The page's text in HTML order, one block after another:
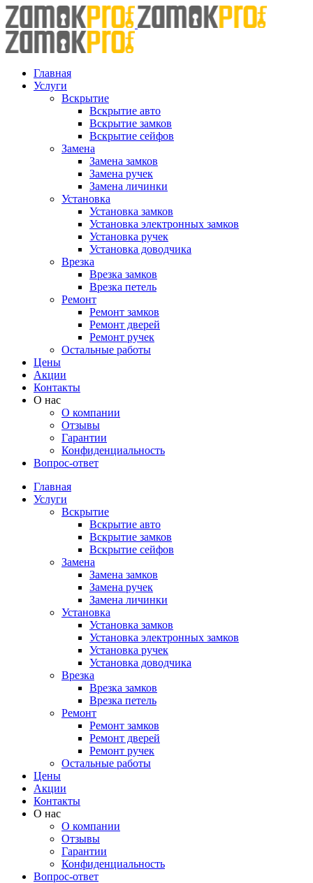
Skip
to
content
Главная
Услуги
Вскрытие
Вскрытие авто
Вскрытие замков
Вскрытие сейфов
Замена
Замена замков
Замена ручек
Замена личинки
Установка
Установка замков
Установка электронных замков
Установка ручек
Установка доводчика
Врезка
Врезка замков
Врезка петель
Ремонт
Ремонт замков
Ремонт дверей
Ремонт ручек
Остальные работы
Цены
Акции
Контакты
О нас
О компании
Отзывы
Гарантии
Конфиденциальность
Вопрос-ответ
Главная
Услуги
Вскрытие
Вскрытие авто
Вскрытие замков
Вскрытие сейфов
Замена
Замена замков
Замена ручек
Замена личинки
Установка
Установка замков
Установка электронных замков
Установка ручек
Установка доводчика
Врезка
Врезка замков
Врезка петель
Ремонт
Ремонт замков
Ремонт дверей
Ремонт ручек
Остальные работы
Цены
Акции
Контакты
О нас
О компании
Отзывы
Гарантии
Конфиденциальность
Вопрос-ответ